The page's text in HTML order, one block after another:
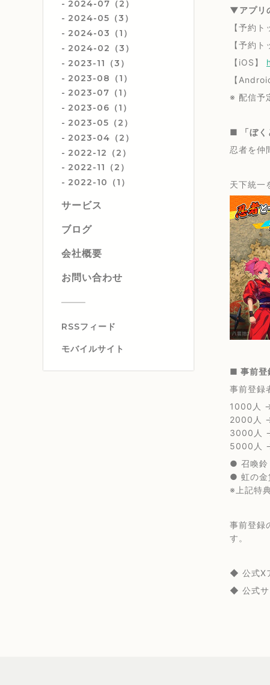
2024-07（2）
2024-05（3）
2024-03（1）
2024-02（3）
2023-11（3）
2023-08（1）
2023-07（1）
2023-06（1）
2023-05（2）
2023-04（2）
2022-12（2）
2022-11（2）
2022-10（1）
サービス
ブログ
会社概要
お問い合わせ
RSSフィード
モバイルサイト
▼アプリ
【予約
【予約
【iOS】
【
※ 配信予
■ 「ぼく
忍者を仲
天下統一
■ 事前登
事前登録
1000人
2000人
3000人
5000人
● 召喚鈴
● 虹の金
※上記特
事前登録
す。
◆ 公式X
◆ 公式サ